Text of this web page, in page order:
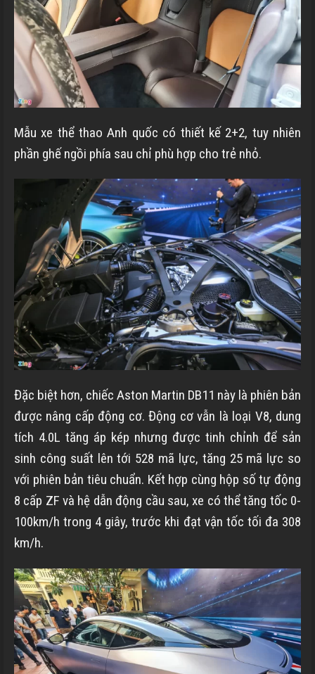
Mẫu xe thể thao Anh quốc có thiết kế 2+2, tuy nhiên
phần ghế ngồi phía sau chỉ phù hợp cho trẻ nhỏ.
Đặc biệt hơn, chiếc Aston Martin DB11 này là phiên bản
được nâng cấp động cơ. Động cơ vẫn là loại V8, dung
tích 4.0L tăng áp kép nhưng được tinh chỉnh để sản
sinh công suất lên tới 528 mã lực, tăng 25 mã lực so
với phiên bản tiêu chuẩn. Kết hợp cùng hộp số tự động
8 cấp ZF và hệ dẫn động cầu sau, xe có thể tăng tốc 0-
100km/h trong 4 giây, trước khi đạt vận tốc tối đa 308
km/h.